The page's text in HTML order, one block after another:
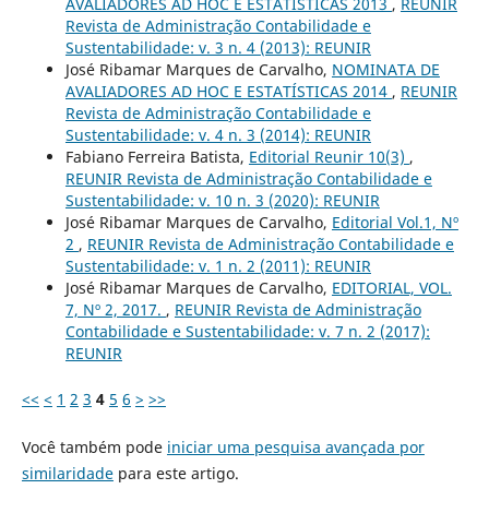
Revista de Administração Contabilidade e
Sustentabilidade: v. 3 n. 4 (2013): REUNIR
José Ribamar Marques de Carvalho, NOMINATA DE
AVALIADORES AD HOC E ESTATÍSTICAS 2014 , REUNIR
Revista de Administração Contabilidade e
Sustentabilidade: v. 4 n. 3 (2014): REUNIR
Fabiano Ferreira Batista, Editorial Reunir 10(3) ,
REUNIR Revista de Administração Contabilidade e
Sustentabilidade: v. 10 n. 3 (2020): REUNIR
José Ribamar Marques de Carvalho, Editorial Vol.1, Nº
2 , REUNIR Revista de Administração Contabilidade e
Sustentabilidade: v. 1 n. 2 (2011): REUNIR
José Ribamar Marques de Carvalho, EDITORIAL, VOL.
7, Nº 2, 2017. , REUNIR Revista de Administração
Contabilidade e Sustentabilidade: v. 7 n. 2 (2017):
REUNIR
<< < 1 2 3 4 5 6 > >>
Você também pode iniciar uma pesquisa avançada por
similaridadepara este artigo.